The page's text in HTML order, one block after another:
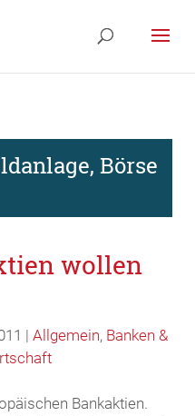
Börse
wollen
| Allgemein, Banken &
Bankaktien.